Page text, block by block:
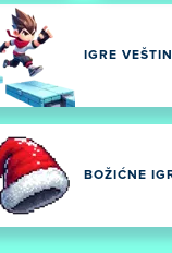
IGRE
BOŽIĆNE